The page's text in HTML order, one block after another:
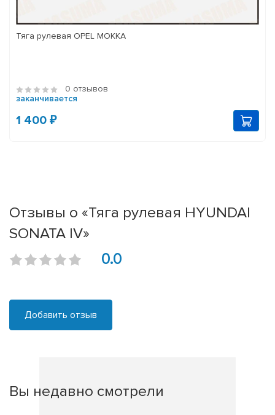
Тяга рулевая OPEL MOKKA
0 отзывов
заканчивается
1 400 ₽
Отзывы о «Тяга рулевая HYUNDAI
SONATA IV»
0.0
Добавить отзыв
Вы недавно смотрели